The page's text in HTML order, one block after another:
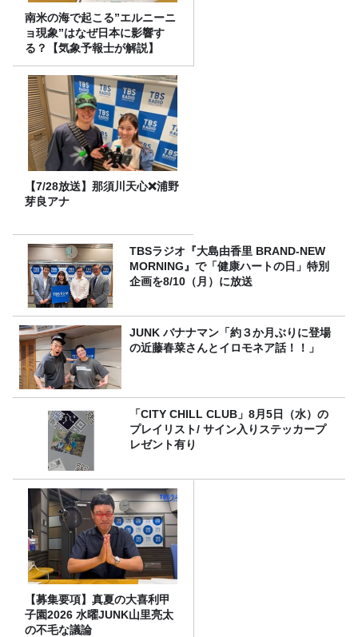
南米の海で起こる”エルニーニ
ョ現象”はなぜ日本に影響す
る？【気象予報士が解説】
【7/28放送】那須川天心❌浦野
芽良アナ
TBSラジオ『大島由香里 BRAND-NEW
MORNING』で「健康ハートの日」特別
企画を8/10（月）に放送
JUNK バナナマン「約３か月ぶりに登場
の近藤春菜さんとイロモネア話！！」
「CITY CHILL CLUB」8月5日（水）の
プレイリスト/ サイン入りステッカープ
レゼント有り
【募集要項】真夏の大喜利甲
子園2026 水曜JUNK山里亮太
の不毛な議論